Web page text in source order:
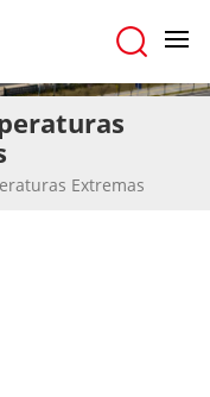
Extremas